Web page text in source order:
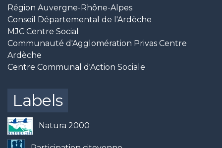
Région Auvergne-Rhône-Alpes
Conseil Départemental de l'Ardèche
MJC Centre Social
Communauté d'Agglomération Privas Centre
Ardèche
Centre Communal d'Action Sociale
Labels
Natura 2000